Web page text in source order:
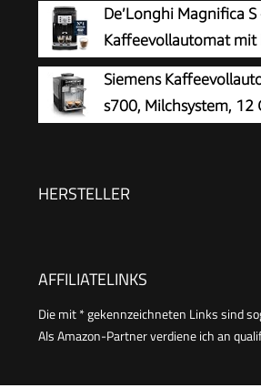
De’Longhi Magnifica
Kaffeevollautomat mit
Milchaufschäumer,
Cappuccino Kaffeemaschine,
Tasten, Schwarz (ECAM22.110.B)
Siemens
s700, Milchsystem, 12
Touchdisplay, Edelstahl,
HERSTELLER
AFFILIATELINKS
Die mit * gekennzeichneten Links sind
Als Amazon-Partner verdiene ich an